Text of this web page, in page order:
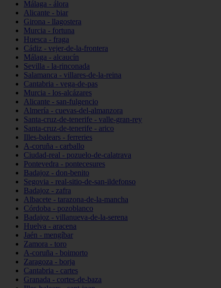
Málaga - álora
Alicante - biar
Girona - llagostera
Murcia - fortuna
Huesca - fraga
Cádiz - vejer-de-la-frontera
Málaga - alcaucín
Sevilla - la-rinconada
Salamanca - villares-de-la-reina
Cantabria - vega-de-pas
Murcia - los-alcázares
Alicante - san-fulgencio
Almería - cuevas-del-almanzora
Santa-cruz-de-tenerife - valle-gran-rey
Santa-cruz-de-tenerife - arico
Illes-balears - ferreries
A-coruña - carballo
Ciudad-real - pozuelo-de-calatrava
Pontevedra - pontecesures
Badajoz - don-benito
Segovia - real-sitio-de-san-ildefonso
Badajoz - zafra
Albacete - tarazona-de-la-mancha
Córdoba - pozoblanco
Badajoz - villanueva-de-la-serena
Huelva - aracena
Jaén - mengíbar
Zamora - toro
A-coruña - boimorto
Zaragoza - borja
Cantabria - cartes
Granada - cortes-de-baza